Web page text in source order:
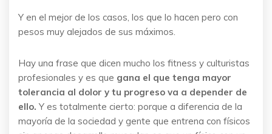
Y en el mejor de los casos, los que lo hacen pero con
pesos muy alejados de sus máximos.
Hay una frase que dicen mucho los fitness y culturistas
profesionales y es que gana el que tenga mayor
tolerancia al dolor y tu progreso va a depender de
ello. Y es totalmente cierto: porque a diferencia de la
mayoría de la sociedad y gente que entrena con físicos